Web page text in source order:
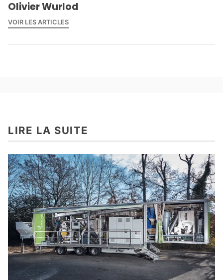
Olivier Wurlod
VOIR LES ARTICLES
LIRE LA SUITE